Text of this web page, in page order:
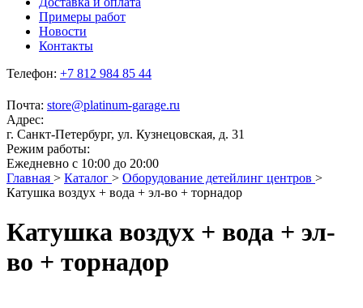
Примеры работ
Новости
Контакты
Телефон: +7 812 984 85 44
Почта: store@platinum-garage.ru
Адрес:
г. Санкт-Петербург, ул. Кузнецовская, д. 31
Режим работы:
Ежедневно с 10:00 до 20:00
Главная > Каталог > Оборудование детейлинг центров >
Катушка воздух + вода + эл-во + торнадор
Катушка воздух + вода + эл-
во + торнадор